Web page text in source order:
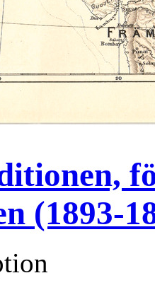
(1893-